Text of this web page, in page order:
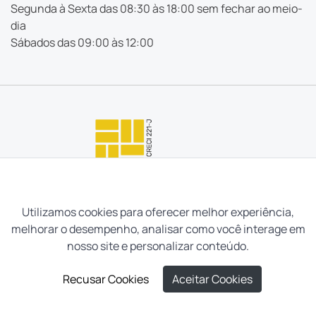
Segunda à Sexta das 08:30 às 18:00 sem fechar ao meio-
dia
Sábados das 09:00 às 12:00
Neves e Filhos Administração e Intermediação de Imóveis
Utilizamos cookies para oferecer melhor experiência,
melhorar o desempenho, analisar como você interage em
nosso site e personalizar conteúdo.
Recusar Cookies Aceitar Cookies